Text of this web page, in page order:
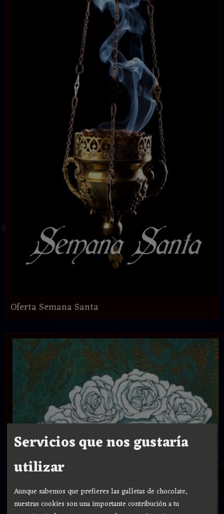
Oferta Semana Santa
Servicios que nos gustaría
utilizar
Aunque sabemos que prefieres las galletas de chocolate,
nuestras cookies son una importante contribución a tu